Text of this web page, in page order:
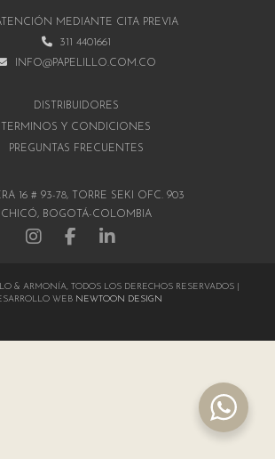
MEDIANTE CITA PREVIA
311 4401661
INFO@PAPELILLO.COM.CO
DISTRIBUIDORES
TÉRMINOS Y CONDICIONES
PREGUNTAS FRECUENTES
16 # 93-78, TORRE SEKI OFC. 903
CHICÓ, BOGOTÁ-COLOMBIA
& ARMONÍA, TODOS LOS DERECHOS RESERVADOS |
WEB NEWTOON DESIGN